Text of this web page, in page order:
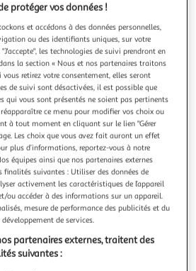
Illustration
précédente
Illustration
suivante
en papier distributeur 9x13cm
: Dimensions : L. 9,4 x l. 13 x H. 0,1
en lot de 100
de serviettes Facile
3/4 jours
protéger vos données !
et accédons à des données personnelles,
ou des identifiants uniques, sur votre
les technologies de suivi prendront en
la section « Nous et nos partenaires traitons
retirez votre consentement, elles seront
de suivi sont désactivées, il est possible que
qui vous sont présentés ne soient pas pertinents
ce menu pour modifier vos choix ou
à tout moment en cliquant sur le lien "Gérer
Les choix que vous avez fait auront un effet
plus d’informations, reportez-vous à notre
équipes ainsi que nos partenaires externes
finalités suivantes : Utiliser des données de
activement les caractéristiques de l’appareil
ou accéder à des informations sur un appareil.
mesure de performance des publicités et du
développement de services.
partenaires externes, traitent des
suivantes :